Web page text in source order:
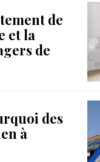
de
et la
de
des
à